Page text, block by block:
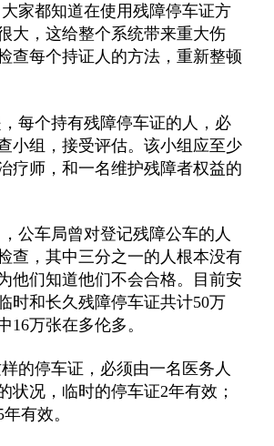
家都知道在使用残障停车证方
大，这给整个系统带来重大伤
查每个持证人的方法，重新整顿
每个持有残障停车证的人，必
小组，接受评估。该小组应至少
疗师，和一名维护残障者权益的
公车局曾对登记残障公车的人
查，其中三分之一的人根本没有
他们知道他们不会合格。目前安
时和长久残障停车证共计50万
16万张在多伦多。
的停车证，必须由一名医务人
状况，临时的停车证2年有效；
年有效。